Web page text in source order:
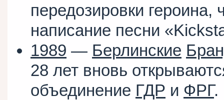
передозировки героина,
написание песни
1989 — Берлинские
28 лет вновь
объединение ГДР и ФРГ.